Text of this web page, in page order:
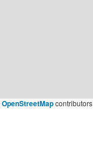
OpenStreetMapcontributors